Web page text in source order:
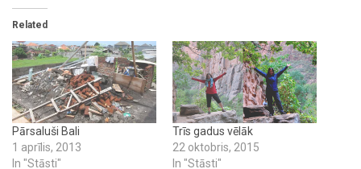
Related
Pārsaluši Bali
1 aprīlis, 2013
In "Stāsti"
Trīs gadus vēlāk
22 oktobris, 2015
In "Stāsti"